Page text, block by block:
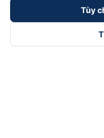
Tùy